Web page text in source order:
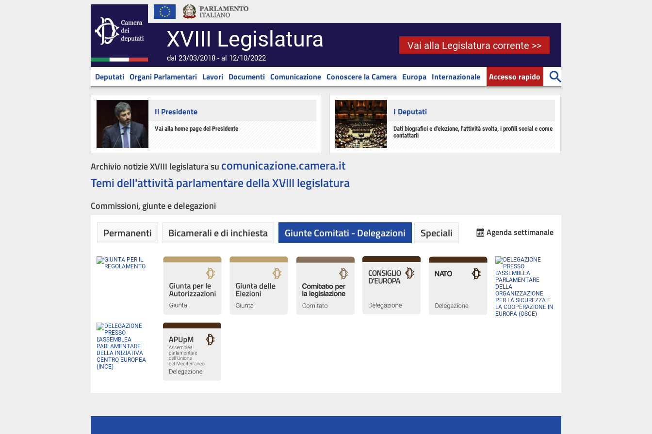
XVIII Legislatura
dal 23/03/2018 - al 12/10/2022
Vai alla Legislatura corrente >>
Deputati Organi Parlamentari Lavori Documenti Comunicazione Conoscere la Camera Europa Internazionale Accesso rapido
Il Presidente
Vai alla home page del Presidente
I Deputati
Dati biografici e d'elezione, l'attività svolta, i profili social e come
contattarli
Archivio notizie XVIII legislatura su comunicazione.camera.it
Temi dell'attività parlamentare della XVIII legislatura
Commissioni, giunte e delegazioni
Permanenti Bicamerali e di inchiesta Giunte Comitati - Delegazioni Agenda settimanale
Speciali